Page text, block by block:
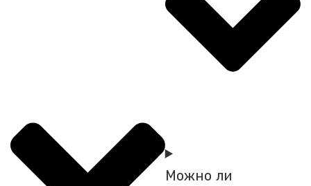
Можно ли